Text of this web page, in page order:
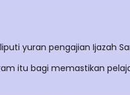
yuran pengajian Ijazah
itu bagi memastikan